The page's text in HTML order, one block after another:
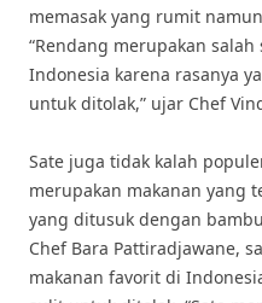
memasak yang rumit
“Rendang merupakan
Indonesia karena rasanya
untuk ditolak,” ujar Chef
Sate juga tidak kalah
merupakan makanan yang
yang ditusuk dengan
Chef Bara Pattiradjawane,
makanan favorit di